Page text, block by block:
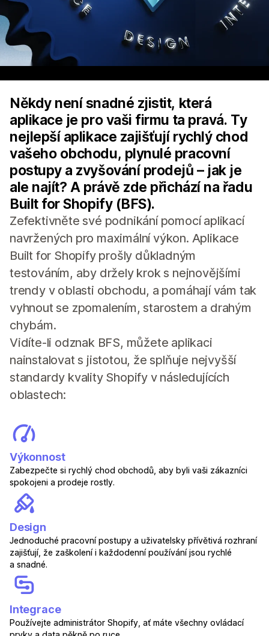
Někdy není snadné zjistit, která
aplikace je pro vaši firmu ta pravá. Ty
nejlepší aplikace zajišťují rychlý chod
vašeho obchodu, plynulé pracovní
postupy a zvyšování prodejů – jak je
ale najít? A právě zde přichází na řadu
Built for Shopify (BFS).
Zefektivněte své podnikání pomocí aplikací
navržených pro maximální výkon. Aplikace
Built for Shopify prošly důkladným
testováním, aby držely krok s nejnovějšími
trendy v oblasti obchodu, a pomáhají vám tak
vyhnout se zpomalením, starostem a drahým
chybám.
Vidíte-li odznak BFS, můžete aplikaci
nainstalovat s jistotou, že splňuje nejvyšší
standardy kvality Shopify v následujících
oblastech:
Výkonnost
Zabezpečte si rychlý chod obchodů, aby byli vaši zákazníci
spokojeni a prodeje rostly.
Design
Jednoduché pracovní postupy a uživatelsky přívětivá rozhraní
zajišťují, že zaškolení i každodenní používání jsou rychlé
a snadné.
Integrace
Používejte administrátor Shopify, ať máte všechny ovládací